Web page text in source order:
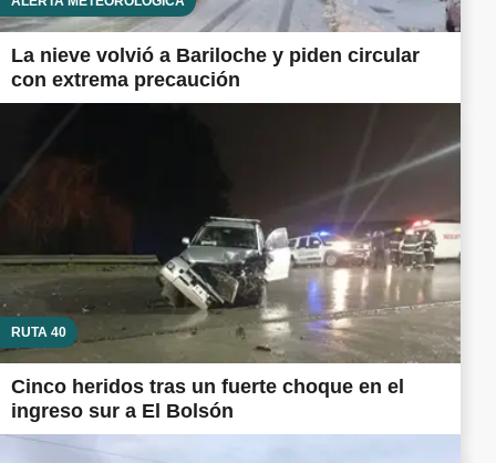
La nieve volvió a Bariloche y piden circular
con extrema precaución
RUTA 40
Cinco heridos tras un fuerte choque en el
ingreso sur a El Bolsón